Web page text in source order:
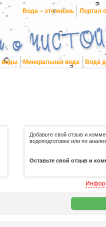
Вода – это жизнь Портал
воды Минеральная вода Вода
Добавьте свой отзыв и
водоподготовке или по
Оставьте свой отзыв и